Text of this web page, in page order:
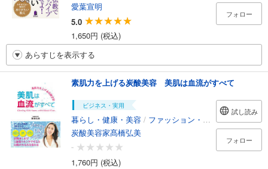
愛葉宣明
5.0
1,650円 (税込)
フォロー
あらすじを表示する
素肌力を上げる炭酸美容 美肌は血流がすべて
ビジネス・実用
暮らし・健康・美容 / ファッション・美容
炭酸美容家髙橋弘美
-
1,760円 (税込)
試し読み
フォロー